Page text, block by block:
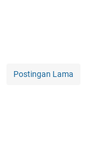
Postingan Lama